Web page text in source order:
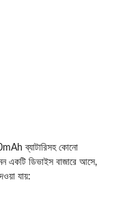
ব্যাটারিসহ কোনো
একটি ডিভাইস বাজারে আসে,
যায়: